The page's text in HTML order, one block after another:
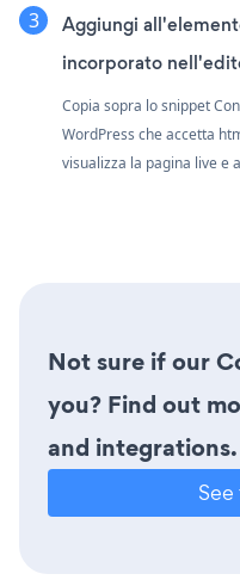
Aggiungi
incorporato
Copia sopra lo snippet
WordPress che accetta
visualizza la pagina live e
Not sure if our
you? Find out
and integrations.